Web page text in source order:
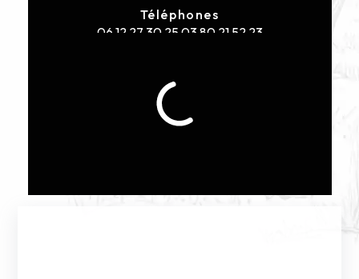
Téléphones
06 12 27 30 25 03 80 21 52 23
E-mail